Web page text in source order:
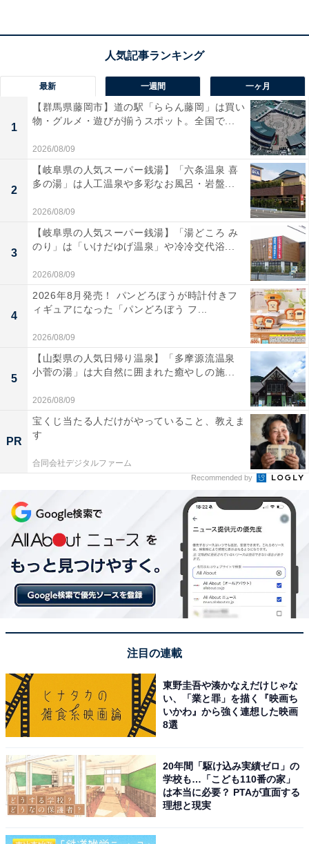
「昭和レトロな温泉銭湯 玉川温泉」の口コミは？
「昭和レトロな温泉銭湯 玉川温泉」には以下のような口
コミが寄せられています。
入った瞬間にぬるぬるつるつるとしたお湯の違いが
わかりました。Ph10のアルカリ性温泉は本当に美肌
効果が高く、湯上がり後も肌がしっとりとなめらか
昭の湯の露天風呂からときがわ町の里山を眺めなが
らの入浴は最高でした。和の湯のレトロなペンキ絵
も雰囲気があって、どちらの浴場も趣が異なり毎回
楽しめます。
玉川食堂のご飯が地元のお母ちゃんたちの手作りで
美味しかったです。昭和の懐かしい雰囲気の中で温
泉と食事を楽しめて、田舎のおばあちゃんの家に帰
ってきたような温かい気分になりました。
次ページ
「昭和レトロな温泉銭湯 玉川温
泉」のアクセスや料金情報も見る
最新 一週間 一ヶ月
1
【群馬県藤岡市】道の駅「ららん藤岡」は買い
物・グルメ・遊びが揃うスポット。全国で...
2026/08/09
2
【岐阜県の人気スーパー銭湯】「六条温泉 喜
多の湯」は人工温泉や多彩なお風呂・岩盤...
2026/08/09
3
【岐阜県の人気スーパー銭湯】「湯どころ み
のり」は「いけだゆげ温泉」や冷冷交代浴...
2026/08/09
4
2026年8月発売！ パンどろぼうが時計付きフ
ィギュアになった「パンどろぼう フ...
2026/08/09
5
【山梨県の人気日帰り温泉】「多摩源流温泉
小菅の湯」は大自然に囲まれた癒やしの施...
2026/08/09
PR
宝くじ当たる人だけがやっていること、教えま
す
合同会社デジタルファーム
Recommended by
注目の連載
東野圭吾や湊かなえだけじゃな
い、「業と罪」を描く『映画ち
いかわ』から強く連想した映画
8選
20年間「駆け込み実績ゼロ」の
学校も…「こども110番の家」
は本当に必要？ PTAが直面する
理想と現実